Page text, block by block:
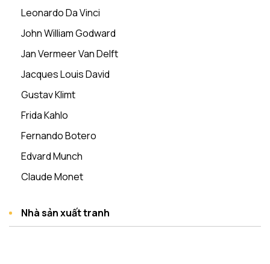
Leonardo Da Vinci
John William Godward
Jan Vermeer Van Delft
Jacques Louis David
Gustav Klimt
Frida Kahlo
Fernando Botero
Edvard Munch
Claude Monet
Nhà sản xuất tranh